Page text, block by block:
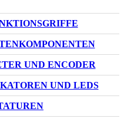
UND ENCODER
UND LEDS